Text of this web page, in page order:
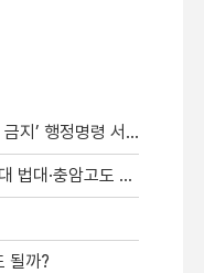
’ 행정명령 서명
충암고도 없애나”
될까?